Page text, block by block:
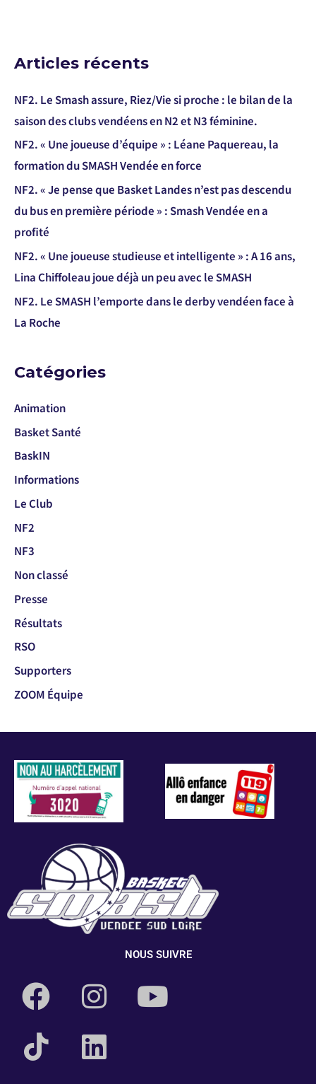
Articles récents
NF2. Le Smash assure, Riez/Vie si proche : le bilan de la
saison des clubs vendéens en N2 et N3 féminine.
NF2. « Une joueuse d’équipe » : Léane Paquereau, la
formation du SMASH Vendée en force
NF2. « Je pense que Basket Landes n’est pas descendu
du bus en première période » : Smash Vendée en a
profité
NF2. « Une joueuse studieuse et intelligente » : A 16 ans,
Lina Chiffoleau joue déjà un peu avec le SMASH
NF2. Le SMASH l’emporte dans le derby vendéen face à
La Roche
Catégories
Animation
Basket Santé
BaskIN
Informations
Le Club
NF2
NF3
Non classé
Presse
Résultats
RSO
Supporters
ZOOM Équipe
NOUS SUIVRE